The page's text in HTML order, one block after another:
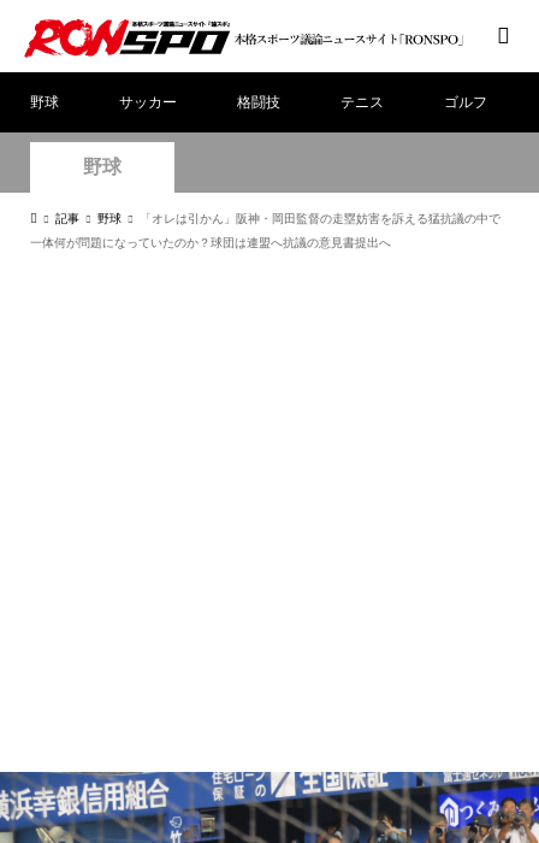
野球 サッカー 格闘技 テニス ゴルフ
野球
記事 野球
「オレは引かん」阪神・岡田監督の走塁妨害を訴える猛抗議の中で
一体何が問題になっていたのか？球団は連盟へ抗議の意見書提出へ